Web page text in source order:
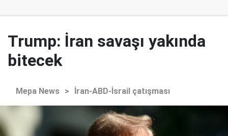
Trump: İran savaşı yakında
bitecek
Mepa News > İran-ABD-İsrail çatışması